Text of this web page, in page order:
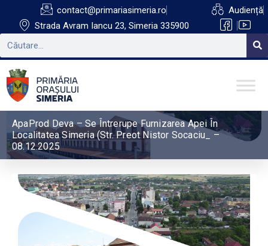
contact@primariasimeria.ro
Strada Avram Iancu 23, Simeria 335900
Audiență
ApaProd Deva – Se Întrerupe Furnizarea Apei În
Localitatea Simeria (str. Preot Nistor Socaciu_ –
08.12.2025